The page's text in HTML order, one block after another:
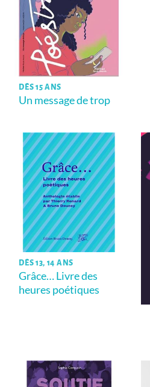
DÈS 15 ANS
Un message de trop
DÈS 13, 14 ANS
Grâce… Livre des
heures poétiques